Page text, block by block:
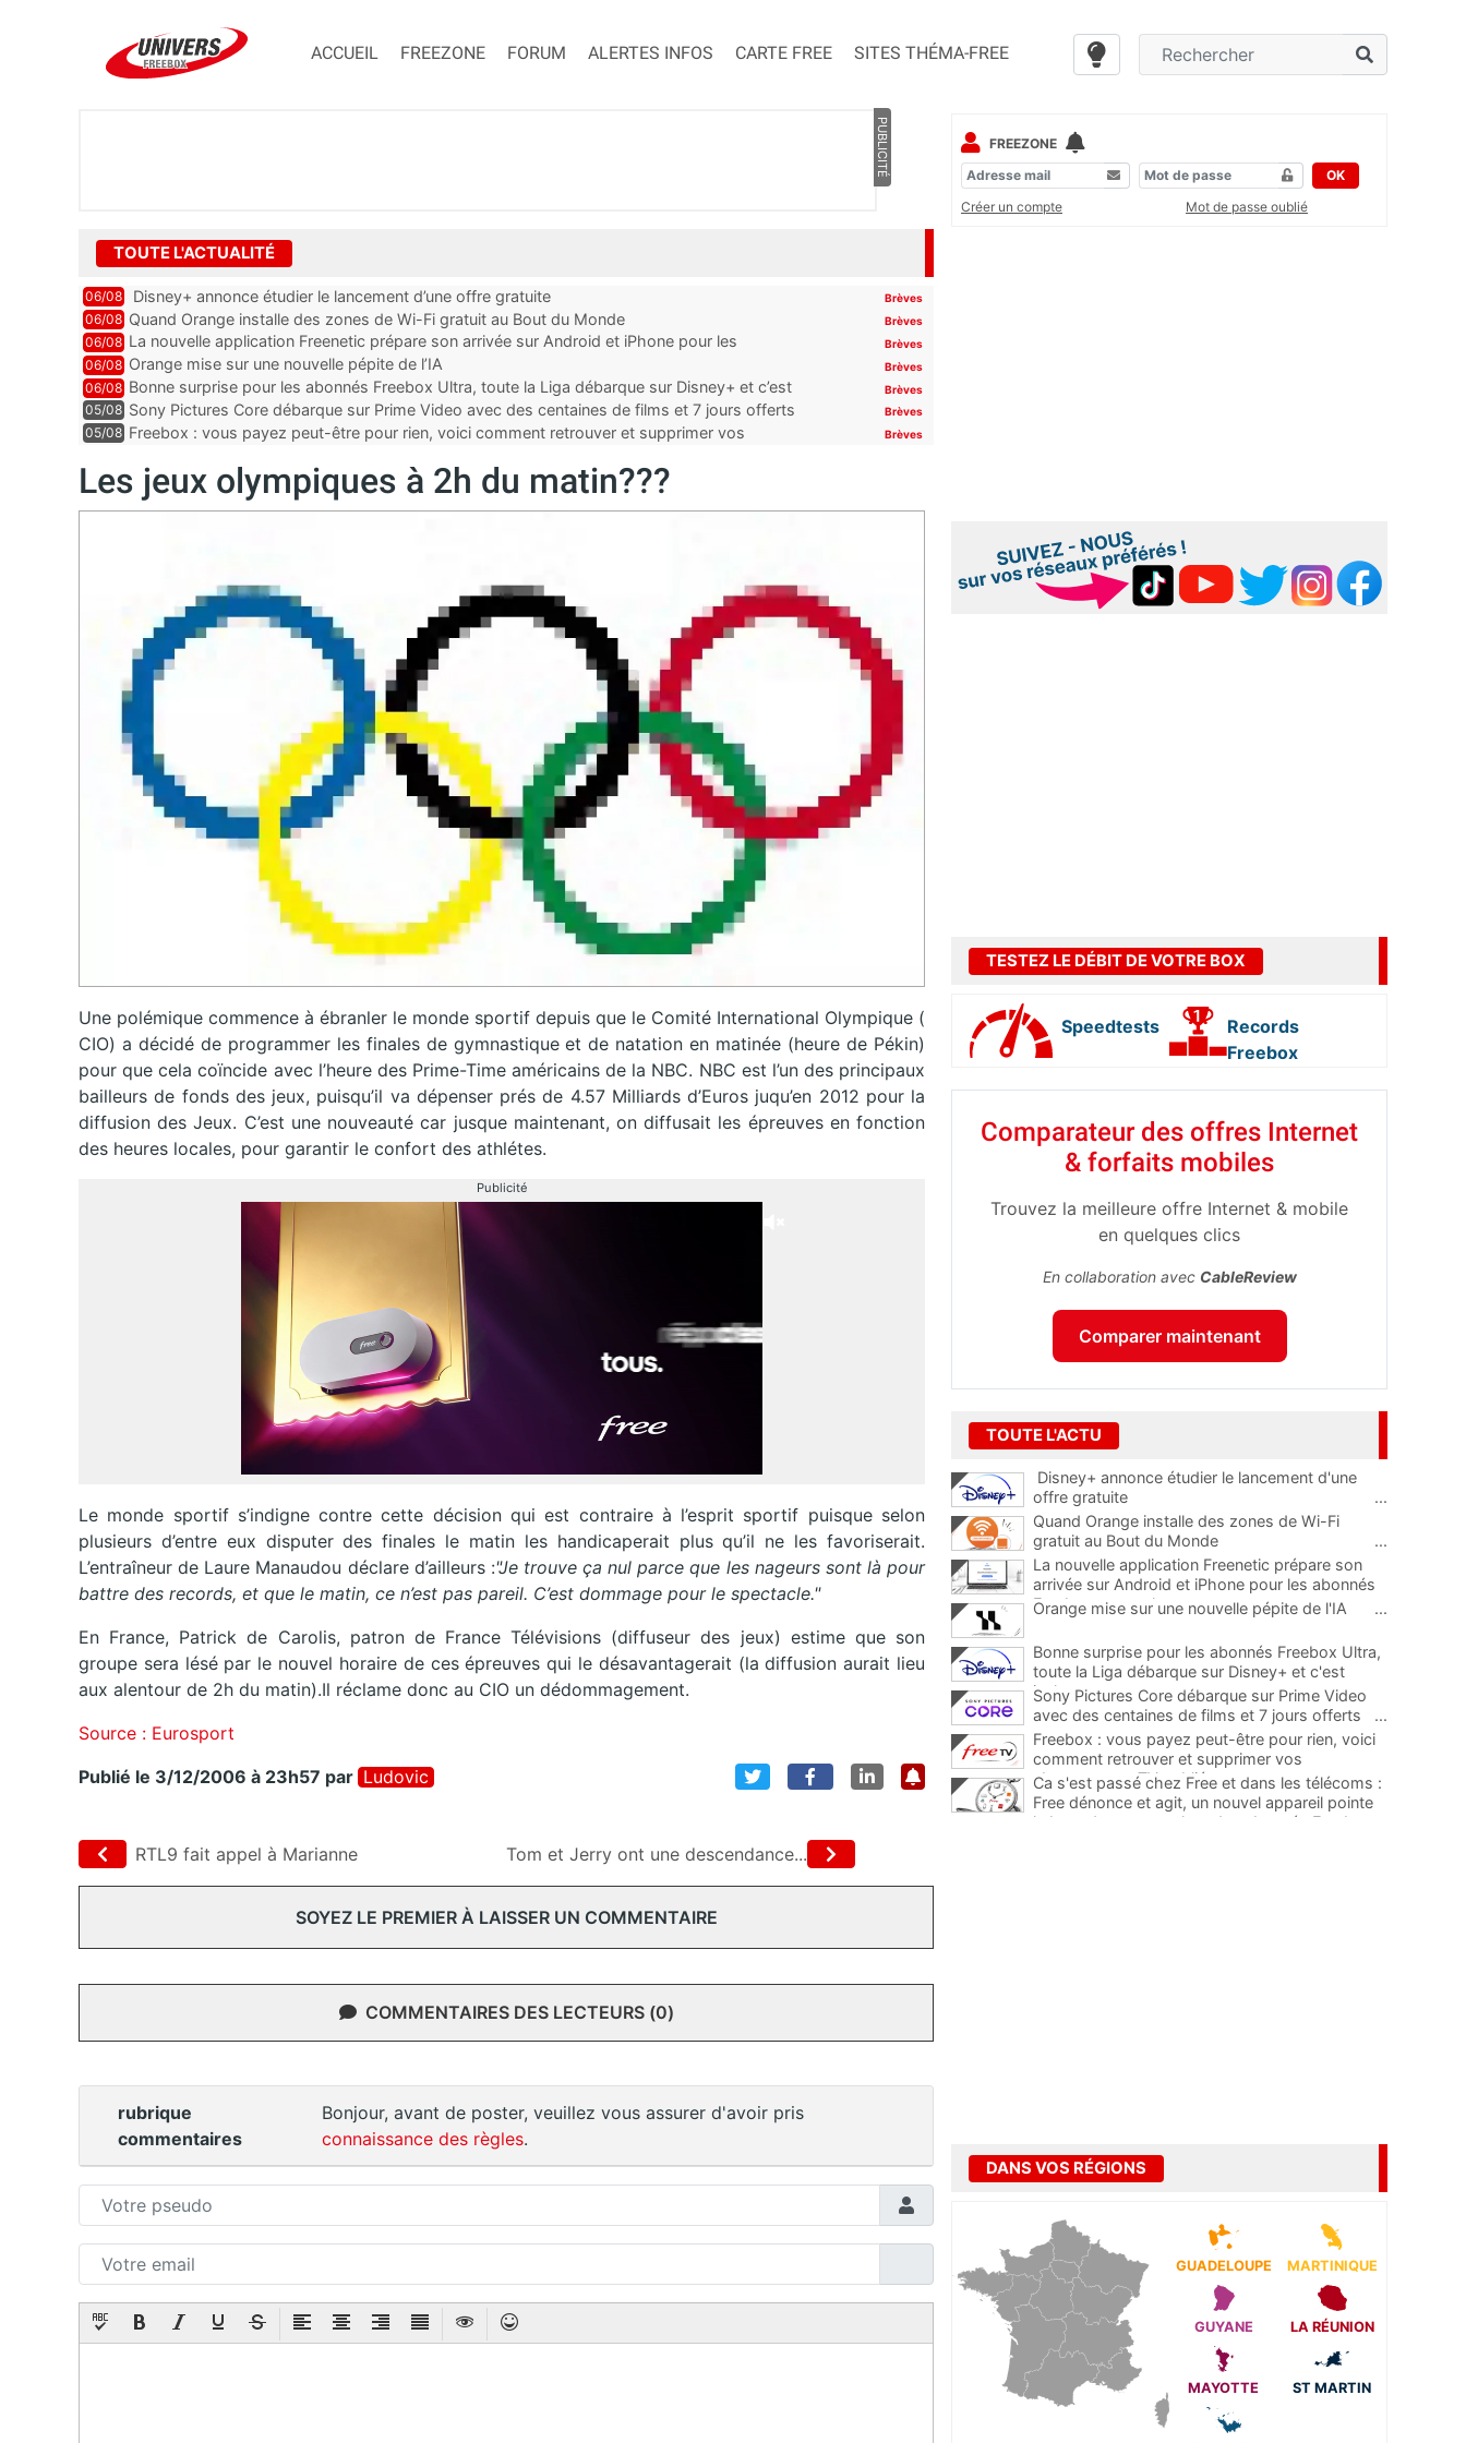
ACCUEIL FREEZONE FORUM ALERTES INFOS CARTE FREE SITES THÉMA-FREE
PUBLICITÉ
TOUTE L'ACTUALITÉ
06/08 Disney+ annonce étudier le lancement d’une offre gratuite Brèves
06/08 Quand Orange installe des zones de Wi-Fi gratuit au Bout du Monde Brèves
06/08 La nouvelle application Freenetic prépare son arrivée sur Android et iPhone pour les
abonnés Freebox, testez la
Brèves
06/08 Orange mise sur une nouvelle pépite de l’IA Brèves
06/08 Bonne surprise pour les abonnés Freebox Ultra, toute la Liga débarque sur Disney+ et c’est
inclus
Brèves
05/08 Sony Pictures Core débarque sur Prime Video avec des centaines de films et 7 jours offerts Brèves
05/08 Freebox : vous payez peut-être pour rien, voici comment retrouver et supprimer vos
Brèves
Les jeux olympiques à 2h du matin???
Une polémique commence à ébranler le monde sportif depuis que le Comité International Olympique (
CIO) a décidé de programmer les finales de gymnastique et de natation en matinée (heure de Pékin)
pour que cela coïncide avec l’heure des Prime-Time américains de la NBC. NBC est l’un des principaux
bailleurs de fonds des jeux, puisqu’il va dépenser prés de 4.57 Milliards d’Euros juqu’en 2012 pour la
diffusion des Jeux. C’est une nouveauté car jusque maintenant, on diffusait les épreuves en fonction
des heures locales, pour garantir le confort des athlétes.
Publicité
Le monde sportif s’indigne contre cette décision qui est contraire à l’esprit sportif puisque selon
plusieurs d’entre eux disputer des finales le matin les handicaperait plus qu’il ne les favoriserait.
L’entraîneur de Laure Manaudou déclare d’ailleurs :"Je trouve ça nul parce que les nageurs sont là pour
battre des records, et que le matin, ce n’est pas pareil. C’est dommage pour le spectacle."
En France, Patrick de Carolis, patron de France Télévisions (diffuseur des jeux) estime que son
groupe sera lésé par le nouvel horaire de ces épreuves qui le désavantagerait (la diffusion aurait lieu
aux alentour de 2h du matin).Il réclame donc au CIO un dédommagement.
Source : Eurosport
Publié le 3/12/2006 à 23h57 par Ludovic
RTL9 fait appel à Marianne Tom et Jerry ont une descendance...
SOYEZ LE PREMIER À LAISSER UN COMMENTAIRE
COMMENTAIRES DES LECTEURS (0)
rubrique
commentaires
Bonjour, avant de poster, veuillez vous assurer d'avoir pris
connaissance des règles.
FREEZONE
OK
Créer un compte
Mot de passe oublié
TESTEZ LE DÉBIT DE VOTRE BOX
Speedtests
Records
Freebox
Comparateur des offres Internet
& forfaits mobiles
Trouvez la meilleure offre Internet & mobile
en quelques clics
En collaboration avec CableReview
Comparer maintenant
TOUTE L'ACTU
Disney+ annonce étudier le lancement d'une
offre gratuite
...
Quand Orange installe des zones de Wi-Fi
gratuit au Bout du Monde
...
La nouvelle application Freenetic prépare son
arrivée sur Android et iPhone pour les abonnés
Freebox, testez la
Orange mise sur une nouvelle pépite de l'IA ...
Bonne surprise pour les abonnés Freebox Ultra,
toute la Liga débarque sur Disney+ et c'est
inclus
Sony Pictures Core débarque sur Prime Video
avec des centaines de films et 7 jours offerts
...
Freebox : vous payez peut-être pour rien, voici
comment retrouver et supprimer vos
abonnements TV oubliés
...
Ca s'est passé chez Free et dans les télécoms :
Free dénonce et agit, un nouvel appareil pointe
le bout de son nez chez des abonnés Freebox...
DANS VOS RÉGIONS
GUADELOUPE MARTINIQUE
GUYANE LA RÉUNION
MAYOTTE ST MARTIN